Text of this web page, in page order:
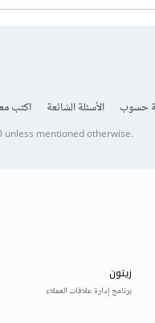
حسوب الأسئلة الشائعة اكتب
unless mentioned otherwise.